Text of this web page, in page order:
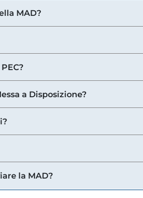
MAD?
a Disposizione?
la MAD?